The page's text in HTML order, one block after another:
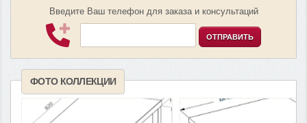
Введите Ваш телефон для заказа и консультаций
ОТПРАВИТЬ
ФОТО КОЛЛЕКЦИИ